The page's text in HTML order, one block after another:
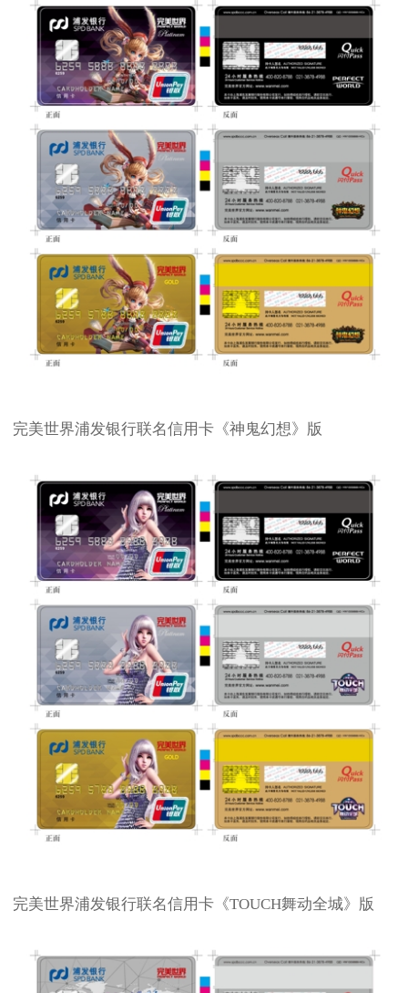
完美世界浦发银行联名信用卡《神鬼幻想》版
完美世界浦发银行联名信用卡《TOUCH舞动全城》版